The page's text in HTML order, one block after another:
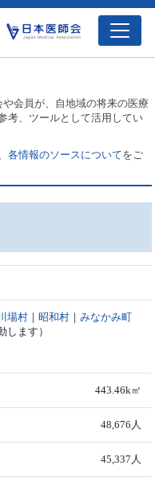
会員が、自地域の将来の医療
考、ツールとして活用してい
各情報のソースについてをご
場村 ｜昭和村 ｜みなかみ町
します）
443.46k㎡
48,676人
45,337人